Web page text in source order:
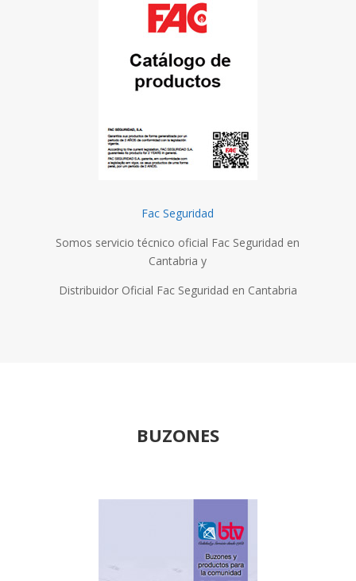
Fac Seguridad
Somos servicio técnico oficial Fac Seguridad en
Cantabria y
Distribuidor Oficial Fac Seguridad en Cantabria
BUZONES